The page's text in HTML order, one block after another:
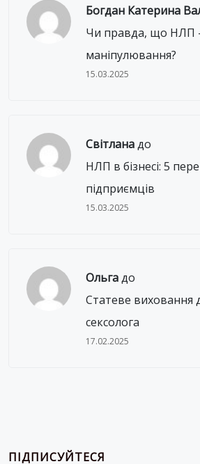
Богдан Катерина
Чи правда, що НЛП
маніпулювання?
15.03.2025
Світланадо
НЛП в бізнесі: 5
підприємців
15.03.2025
Ольгадо
Статеве виховання
сексолога
17.02.2025
ПІДПИСУЙТЕСЯ